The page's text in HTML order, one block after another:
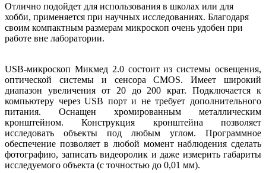
Отлично подойдет для использования в школах или для
хобби, применяется при научных исследованиях. Благодаря
своим компактным размерам микроскоп очень удобен при
работе вне лаборатории.
USB-микроскоп Микмед 2.0 состоит из системы освещения,
оптической системы и сенсора CMOS. Имеет широкий
диапазон увеличения от 20 до 200 крат. Подключается к
компьютеру через USB порт и не требует дополнительного
питания. Оснащен хромированным металлическим
кронштейном. Конструкция кронштейна позволяет
исследовать объекты под любым углом. Программное
обеспечение позволяет в любой момент наблюдения сделать
фотографию, записать видеоролик и даже измерить габариты
исследуемого объекта (с точностью до 0,01 мм).